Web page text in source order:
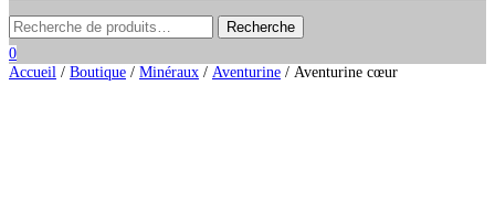
0
Accueil / Boutique / Minéraux / Aventurine / Aventurine cœur